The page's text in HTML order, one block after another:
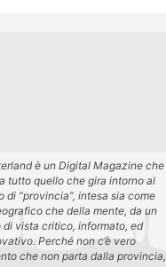
è un Digital Magazine che
tutto quello che gira intorno al
di “provincia”, intesa sia come
che della mente, da un
di vista critico, informato, ed
Perché non c’è vero
che non parta dalla provincia,